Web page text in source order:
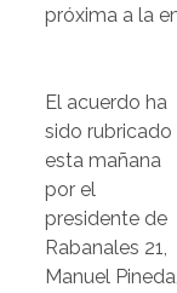
próxima a la
El acuerdo ha
sido rubricado
esta mañana
por el
presidente de
Rabanales 21,
Manuel Pineda,